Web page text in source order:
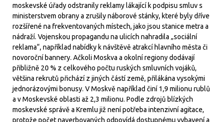
moskevské úřady odstranily reklamy lákající k podpisu smluv s
ministerstvem obrany a zrušily náborové stánky, které byly dříve
rozšířené na frekventovaných místech, jako jsou stanice metra a
nádraží. Vojenskou propagandu na ulicích nahradila „sociální
reklama“, například nabídky k návštěvě atrakcí hlavního města či
novoroční bannery. Ačkoli Moskva a okolní regiony dodávají
přibližně 20 % z celkového počtu ruských smluvních vojáků,
většina rekrutů přichází z jiných částí země, přilákána vysokými
jednorázovými bonusy. V Moskvě například činí 1,9 milionu rublů
a v Moskevské oblasti až 2,3 milionu. Podle zdrojů blízkých
moskevské správě a Kremlu již není potřeba intenzivní agitace,
protože počet naverbovaných odpovídá dostupnému vybavení a